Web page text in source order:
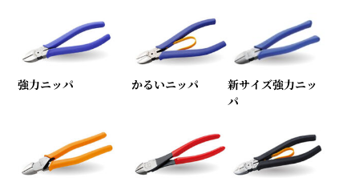
強力ニッパ かるいニッパ
新サイズ強力ニッ
パ